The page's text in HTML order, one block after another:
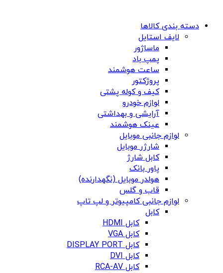
دسته بندی کالاها
لایف استایل
ماساژور
پمپ باد
ساعت هوشمند
پروژکتور
کیف و کوله پشتی
لوازم خودرو
آرایشی و بهداشتی
عینک هوشمند
لوازم جانبی موبایل
شارژر موبایل
کابل شارژ
پاور بانک
هولدر موبایل (نگهدارنده)
قاب و گلس
لوازم جانبی کامپیوتر و لپ تاپ
کابل
کابل HDMI
کابل VGA
کابل DISPLAY PORT
کابل DVI
کابل RCA-AV